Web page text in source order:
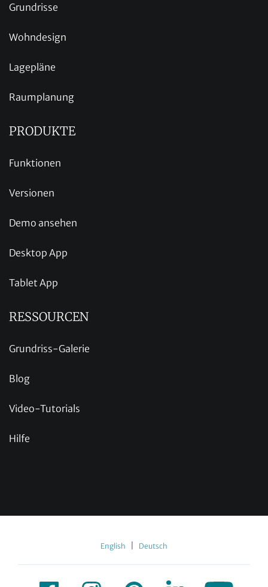
Grundrisse
Wohndesign
Lagepläne
Raumplanung
PRODUKTE
Funktionen
Versionen
Demo ansehen
Desktop App
Tablet App
RESSOURCEN
Grundriss-Galerie
Blog
Video-Tutorials
Hilfe
English Deutsch